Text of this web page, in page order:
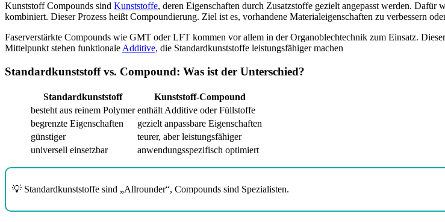
Kunststoff Compounds sind Kunststoffe, deren Eigenschaften durch Zusatzstoffe gezielt angepasst werden. Dafür
kombiniert. Dieser Prozess heißt Compoundierung. Ziel ist es, vorhandene Materialeigenschaften zu verbessern
Faserverstärkte Compounds wie GMT oder LFT kommen vor allem in der Organoblechtechnik zum Einsatz.
Mittelpunkt stehen funktionale Additive, die Standardkunststoffe leistungsfähiger machen
Standardkunststoff vs. Compound: Was ist der Unterschied?
Standardkunststoff
Kunststoff-Compound
besteht aus reinem Polymer enthält Additive oder Füllstoffe
begrenzte Eigenschaften
gezielt anpassbare Eigenschaften
günstiger
teurer, aber leistungsfähiger
universell einsetzbar
anwendungsspezifisch optimiert
💡 Standardkunststoffe sind „Allrounder“, Compounds sind Spezialisten.